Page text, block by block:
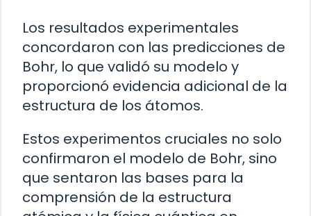
Los resultados experimentales
concordaron con las predicciones de
Bohr, lo que validó su modelo y
proporcionó evidencia adicional de la
estructura de los átomos.
Estos experimentos cruciales no solo
confirmaron el modelo de Bohr, sino
que sentaron las bases para la
comprensión de la estructura